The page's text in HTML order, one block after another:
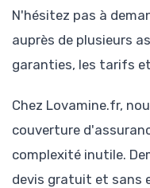
N'hésitez pas à
auprès de plusieurs
garanties, les tarifs
Chez Lovamine.fr,
couverture
complexité inutile.
devis gratuit et sans